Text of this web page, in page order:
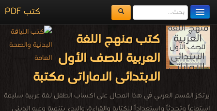
كتب PDF
مكتبة الكتب
المكتبات
يُقرأ حالياً
اضف كتاب
كتب منهج اللغة
العربية للصف الأول
الابتدائى الاماراتى مكتبة
يرتكز القسم العربي في هذا المجال على اكساب الطفل لغة عربية سليمة